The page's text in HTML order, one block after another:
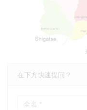
在下方快速提问？